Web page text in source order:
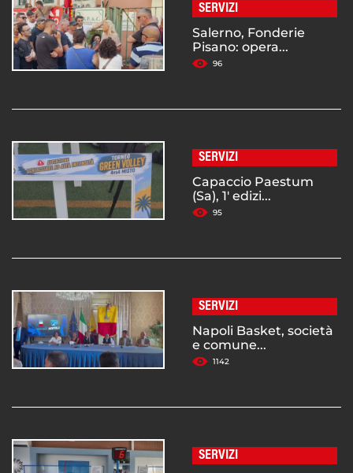
SERVIZI
Salerno, Fonderie
Pisano: opera...
96
SERVIZI
Capaccio Paestum
(Sa), 1' edizi...
95
SERVIZI
Napoli Basket, società
e comune...
1142
SERVIZI